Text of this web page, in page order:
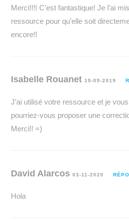
Merci!!!! C’est fantastique! Je l’ai
ressource pour qu’elle soit
encore!!
Isabelle Rouanet19-09-2019
J’ai utilisé votre ressource et je
pourriez-vous proposer une
Merci!! =)
David Alarcos03-11-2020
Hola